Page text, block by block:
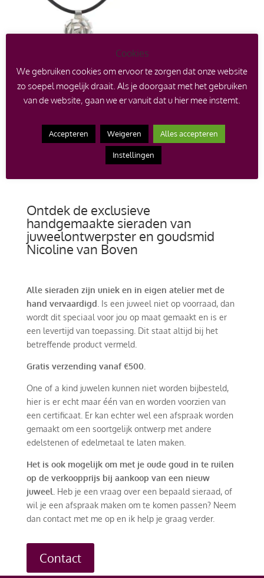
Zilveren handgemaakte
hanger Cadeaustrik aan
345.00
Ontdek de exclusieve
handgemaakte sieraden van
juweelontwerpster en goudsmid
Nicoline van Boven
Alle sieraden zijn uniek en in eigen atelier met de
hand vervaardigd . Is een juweel niet op voorraad, dan
wordt dit speciaal voor jou op maat gemaakt en is er
een levertijd van toepassing. Dit staat altijd bij het
betreffende product vermeld.
Gratis verzending vanaf €500.
One of a kind juwelen kunnen niet worden bijbesteld,
hier is er echt maar één van en worden voorzien van
een certificaat. Er kan echter wel een afspraak worden
gemaakt om een soortgelijk ontwerp met andere
edelstenen of edelmetaal te laten maken.
Het is ook mogelijk om met je oude goud in te ruilen
op de verkoopprijs bij aankoop van een nieuw
juweel. Heb je een vraag over een bepaald sieraad, of
wil je een afspraak maken om te komen passen? Neem
dan contact met me op en ik help je graag verder.
Contact
Cookies
We gebruiken cookies om ervoor te zorgen dat onze website
zo soepel mogelijk draait. Als je doorgaat met het gebruiken
van de website, gaan we er vanuit dat u hier mee instemt.
Accepteren Weigeren Alles accepteren
Instellingen